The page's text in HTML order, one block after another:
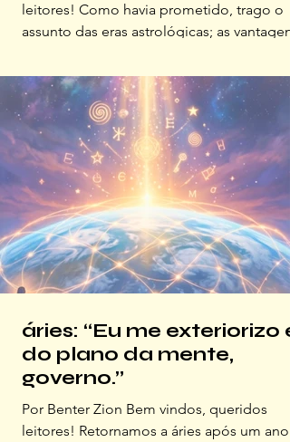
leitores! Como havia prometido, trago o
assunto das eras astrológicas; as vantagens
a evolução da consciência coletiva e as
ferramentas práticas que oferecem para
navegar nas mudanças tanto sociais
pessoais. Só para que estejamos
sintonizados, situo que estamos
na Era de Peixes e transitamos em direção
da Era de Aquário. Senta que lá vem
história… As eras astrológicas são períod
áries: “Eu me exteriorizo e,
do plano da mente,
governo.”
Por Benter Zion Bem vindos, queridos
leitores! Retornamos a áries após um ano